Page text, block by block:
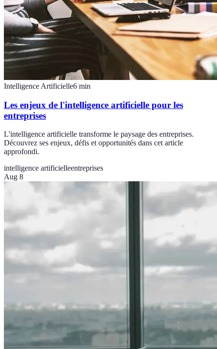
Intelligence Artificielle6 min
Les enjeux de l'intelligence artificielle pour les
entreprises
L'intelligence artificielle transforme le paysage des entreprises.
Découvrez ses enjeux, défis et opportunités dans cet article
approfondi.
intelligence artificielleentreprises
Aug 8